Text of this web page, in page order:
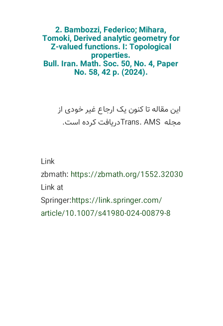
2. Bambozzi, Federico; Mihara,
Tomoki, Derived analytic geometry for
Z-valued functions. I: Topological
properties.
Bull. Iran. Math. Soc. 50, No. 4, Paper
No. 58, 42 p. (2024).
این مقاله تا کنون یک ارجاع غیر خودی از
مجله Trans. AMSدریافت کرده است.
Link
zbmath: https://zbmath.org/1552.32030
Link at
Springer:https://link.springer.com/
article/10.1007/s41980-024-00879-8